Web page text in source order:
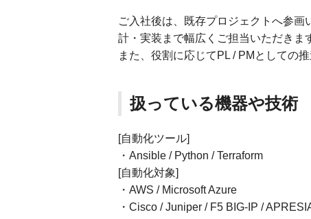
ご入社後は、既存プロジェクトへ参
計・実装まで幅広くご担当いただきま
また、役割に応じてPL / PMとしての
扱っている機器や技術
[自動化ツール]
・Ansible / Python / Terraform
[自動化対象]
・AWS / Microsoft Azure
・Cisco / Juniper / F5 BIG-IP /